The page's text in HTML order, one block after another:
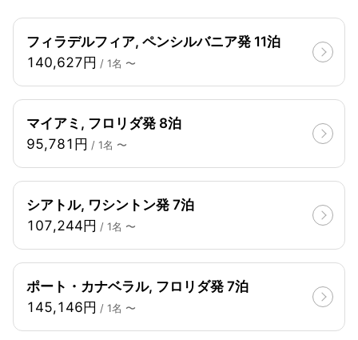
フィラデルフィア, ペンシルバニア発 11泊
140,627円 / 1名 〜
マイアミ, フロリダ発 8泊
95,781円 / 1名 〜
シアトル, ワシントン発 7泊
107,244円 / 1名 〜
ポート・カナベラル, フロリダ発 7泊
145,146円 / 1名 〜